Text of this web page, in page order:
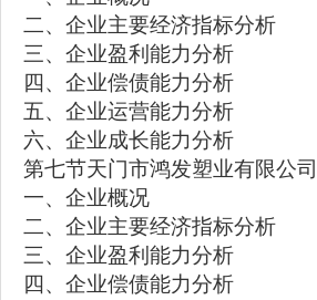
二、企业主要经济指标分析
三、企业盈利能力分析
四、企业偿债能力分析
五、企业运营能力分析
六、企业成长能力分析
第七节天门市鸿发塑业有限公司
一、企业概况
二、企业主要经济指标分析
三、企业盈利能力分析
四、企业偿债能力分析